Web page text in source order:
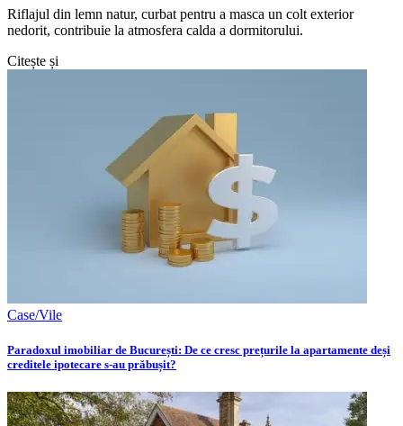
Riflajul din lemn natur, curbat pentru a masca un colt exterior
nedorit, contribuie la atmosfera calda a dormitorului.
Citește și
Case/Vile
Paradoxul imobiliar de București: De ce cresc prețurile la apartamente deși
creditele ipotecare s-au prăbușit?